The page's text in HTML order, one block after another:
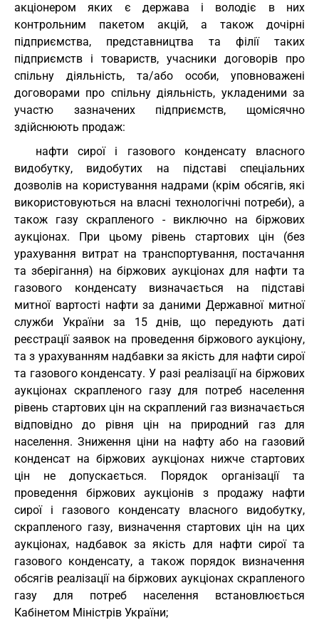
акціонером яких є держава і володіє в них
контрольним пакетом акцій, а також дочірні
підприємства, представництва та філії таких
підприємств і товариств, учасники договорів про
спільну діяльність, та/або особи, уповноважені
договорами про спільну діяльність, укладеними за
участю зазначених підприємств, щомісячно
здійснюють продаж:
нафти сирої і газового конденсату власного
видобутку, видобутих на підставі спеціальних
дозволів на користування надрами (крім обсягів, які
використовуються на власні технологічні потреби), а
також газу скрапленого - виключно на біржових
аукціонах. При цьому рівень стартових цін (без
урахування витрат на транспортування, постачання
та зберігання) на біржових аукціонах для нафти та
газового конденсату визначається на підставі
митної вартості нафти за даними Державної митної
служби України за 15 днів, що передують даті
реєстрації заявок на проведення біржового аукціону,
та з урахуванням надбавки за якість для нафти сирої
та газового конденсату. У разі реалізації на біржових
аукціонах скрапленого газу для потреб населення
рівень стартових цін на скраплений газ визначається
відповідно до рівня цін на природний газ для
населення. Зниження ціни на нафту або на газовий
конденсат на біржових аукціонах нижче стартових
цін не допускається. Порядок організації та
проведення біржових аукціонів з продажу нафти
сирої і газового конденсату власного видобутку,
скрапленого газу, визначення стартових цін на цих
аукціонах, надбавок за якість для нафти сирої та
газового конденсату, а також порядок визначення
обсягів реалізації на біржових аукціонах скрапленого
газу для потреб населення встановлюється
Кабінетом Міністрів України;